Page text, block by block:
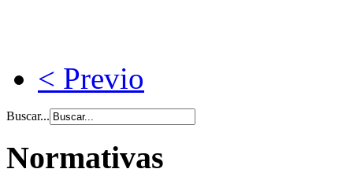
< Previo
Buscar...
Normativas